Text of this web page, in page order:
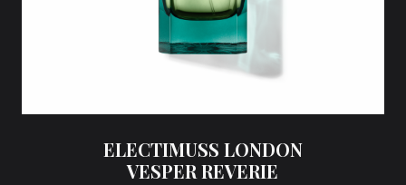
ELECTIMUSS LONDON
VESPER REVERIE